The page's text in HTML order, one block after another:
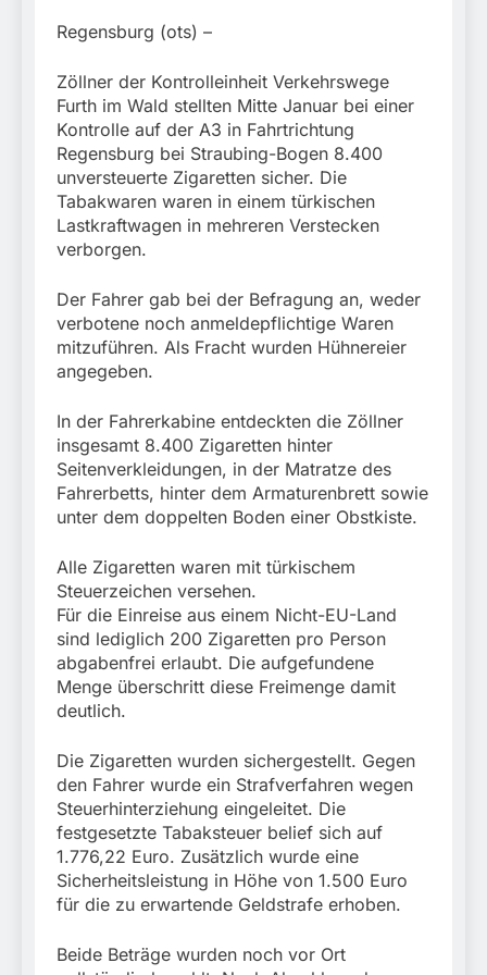
wegen gefährlichen
Eingriffs in den
Bahnverkehr
5. August 2026
Regensburg (ots) –
Zöllner der Kontrolleinheit Verkehrswege
Furth im Wald stellten Mitte Januar bei einer
Kontrolle auf der A3 in Fahrtrichtung
Regensburg bei Straubing-Bogen 8.400
unversteuerte Zigaretten sicher. Die
Tabakwaren waren in einem türkischen
Lastkraftwagen in mehreren Verstecken
verborgen.
Der Fahrer gab bei der Befragung an, weder
verbotene noch anmeldepflichtige Waren
mitzuführen. Als Fracht wurden Hühnereier
angegeben.
In der Fahrerkabine entdeckten die Zöllner
insgesamt 8.400 Zigaretten hinter
Seitenverkleidungen, in der Matratze des
Fahrerbetts, hinter dem Armaturenbrett sowie
unter dem doppelten Boden einer Obstkiste.
Alle Zigaretten waren mit türkischem
Steuerzeichen versehen.
Für die Einreise aus einem Nicht-EU-Land
sind lediglich 200 Zigaretten pro Person
abgabenfrei erlaubt. Die aufgefundene
Menge überschritt diese Freimenge damit
deutlich.
Die Zigaretten wurden sichergestellt. Gegen
den Fahrer wurde ein Strafverfahren wegen
Steuerhinterziehung eingeleitet. Die
festgesetzte Tabaksteuer belief sich auf
1.776,22 Euro. Zusätzlich wurde eine
Sicherheitsleistung in Höhe von 1.500 Euro
für die zu erwartende Geldstrafe erhoben.
Beide Beträge wurden noch vor Ort